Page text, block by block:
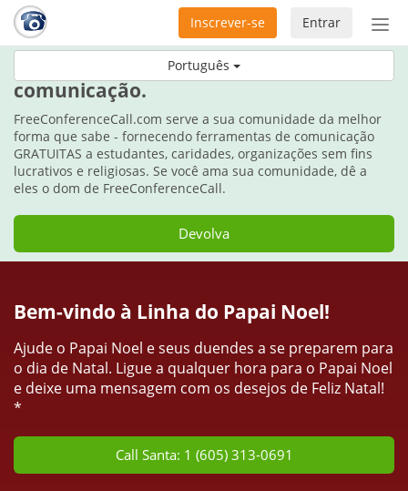
Português
Entrar
Inscrever-se
Durante as festas, dê o dom da
comunicação.
FreeConferenceCall.com serve a sua comunidade da melhor
forma que sabe - fornecendo ferramentas de comunicação
GRATUITAS a estudantes, caridades, organizações sem fins
lucrativos e religiosas. Se você ama sua comunidade, dê a
eles o dom de FreeConferenceCall.
Devolva
Bem-vindo à Linha do Papai Noel!
Ajude o Papai Noel e seus duendes a se preparem para
o dia de Natal. Ligue a qualquer hora para o Papai Noel
e deixe uma mensagem com os desejos de Feliz Natal!
*
Call Santa: 1 (605) 313-0691